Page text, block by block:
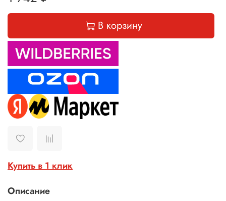
В корзину
Купить в 1 клик
Описание